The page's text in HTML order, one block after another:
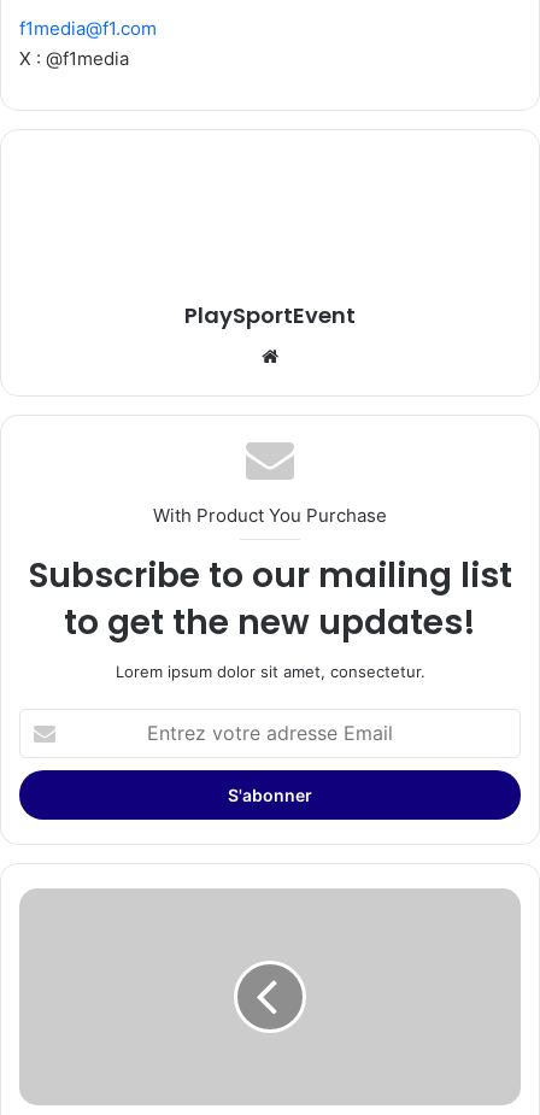
f1media@f1.com
X : @f1media
PlaySportEvent
With Product You Purchase
Subscribe to our mailing list
to get the new updates!
Lorem ipsum dolor sit amet, consectetur.
votre
adresse
Email
ATTENTION
Marsh